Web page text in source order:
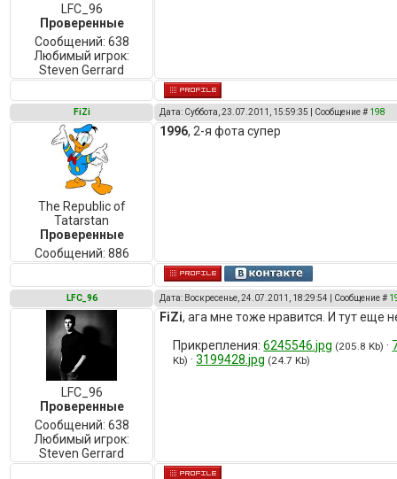
LFC_96
Проверенные
Сообщений: 638
Любимый игрок:
Steven Gerrard
FiZi Дата: Суббота, 23.07.2011, 15:59:35 | Сообщение # 198
The Republic of
Tatarstan
Проверенные
Сообщений: 886
1996, 2-я фота супер
LFC_96 Дата: Воскресенье, 24.07.2011, 18:29:54 | Сообщение #
LFC_96
Проверенные
Сообщений: 638
Любимый игрок:
Steven Gerrard
FiZi, ага мне тоже нравится. И тут еще
Прикрепления:6245546.jpg (205.8 Kb) ·
Kb) ·3199428.jpg (24.7 Kb)